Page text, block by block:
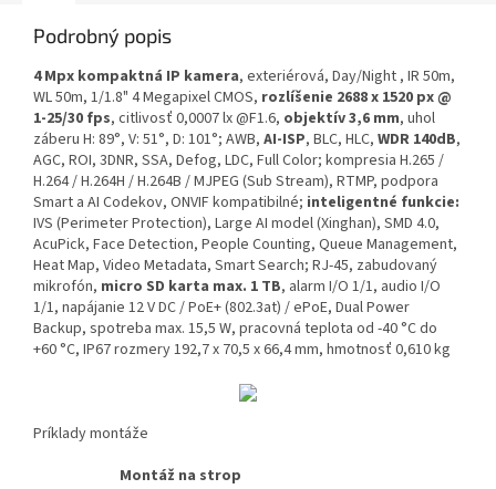
Podrobný popis
4 Mpx kompaktná IP kamera, exteriérová, Day/Night , IR 50m,
WL 50m, 1/1.8" 4 Megapixel CMOS, rozlíšenie 2688 x 1520 px @
1-25/30 fps, citlivosť 0,0007 lx @F1.6, objektív 3,6 mm, uhol
záberu H: 89°, V: 51°, D: 101°; AWB, AI-ISP, BLC, HLC, WDR 140dB,
AGC, ROI, 3DNR, SSA, Defog, LDC, Full Color; kompresia H.265 /
H.264 / H.264H / H.264B / MJPEG (Sub Stream), RTMP, podpora
Smart a AI Codekov, ONVIF kompatibilné; inteligentné funkcie:
IVS (Perimeter Protection), Large AI model (Xinghan), SMD 4.0,
AcuPick, Face Detection, People Counting, Queue Management,
Heat Map, Video Metadata, Smart Search; RJ-45, zabudovaný
mikrofón, micro SD karta max. 1 TB, alarm I/O 1/1, audio I/O
1/1, napájanie 12 V DC / PoE+ (802.3at) / ePoE, Dual Power
Backup, spotreba max. 15,5 W, pracovná teplota od -40 °C do
+60 °C, IP67 rozmery 192,7 x 70,5 x 66,4 mm, hmotnosť 0,610 kg
Príklady montáže
Montáž na strop